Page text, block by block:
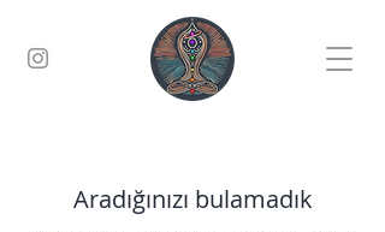
Aradığınızı bulamadık